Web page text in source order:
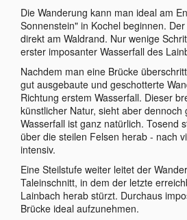
Die Wanderung kann man ideal am
Sonnenstein" in Kochel beginnen.
direkt am Waldrand. Nur wenige
erster imposanter Wasserfall des
Nachdem man eine Brücke
gut ausgebaute und geschotterte
Richtung erstem Wasserfall. Dieser
künstlicher Natur, sieht aber dennoch
Wasserfall ist ganz natürlich. Tosend
über die steilen Felsen herab - nach
intensiv.
Eine Steilstufe weiter leitet der
Taleinschnitt, in dem der letzte
Lainbach herab stürzt. Durchaus
Brücke ideal aufzunehmen.